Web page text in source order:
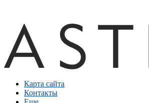
Карта сайта
Контакты